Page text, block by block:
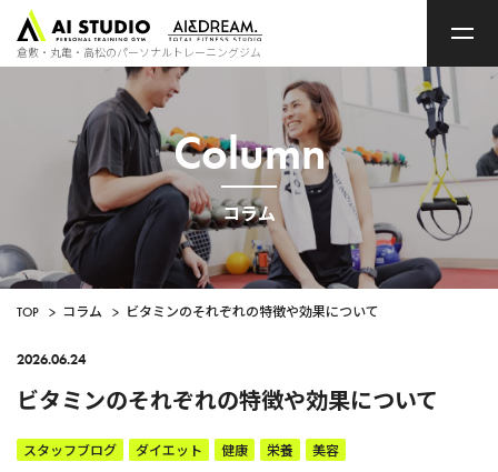
ッ
ペ
ー
ジ
倉敷・丸亀・高松のパーソナルトレーニングジム
Column
コラム
TOP > コラム > ビタミンのそれぞれの特徴や効果について
2026.06.24
ビタミンのそれぞれの特徴や効果について
スタッフブログ ダイエット 健康 栄養 美容